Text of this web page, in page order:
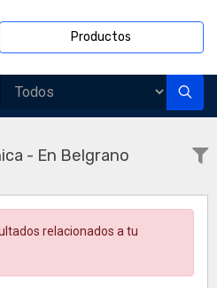
Productos
- En Belgrano
relacionados a tu